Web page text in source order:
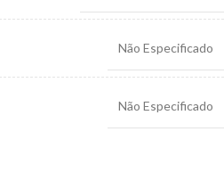
Não Especificado
Não Especificado